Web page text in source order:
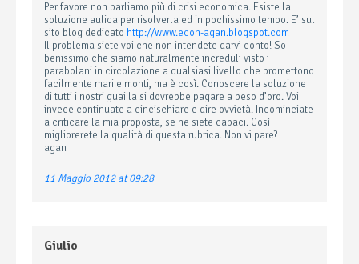
Per favore non parliamo più di crisi economica. Esiste la
soluzione aulica per risolverla ed in pochissimo tempo. E’ sul
sito blog dedicato http://www.econ-agan.blogspot.com
Il problema siete voi che non intendete darvi conto! So
benissimo che siamo naturalmente increduli visto i
parabolani in circolazione a qualsiasi livello che promettono
facilmente mari e monti, ma è così. Conoscere la soluzione
di tutti i nostri guai la si dovrebbe pagare a peso d’oro. Voi
invece continuate a cincischiare e dire ovvietà. Incominciate
a criticare la mia proposta, se ne siete capaci. Così
migliorerete la qualità di questa rubrica. Non vi pare?
agan
11 Maggio 2012 at 09:28
Giulio